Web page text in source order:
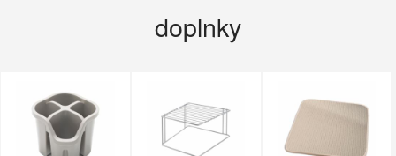
doplnky